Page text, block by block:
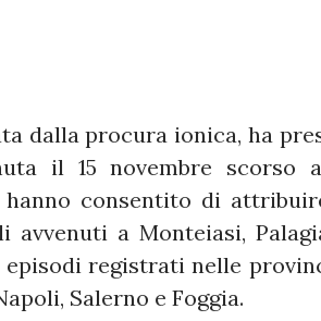
dalla procura ionica, ha
il 15 novembre scorso
consentito di
a Monteiasi,
registrati nelle
Salerno e Foggia.